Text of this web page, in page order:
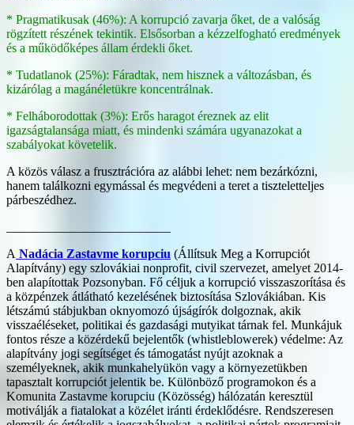
* Pragmatikusak (46%): A korrupció zavarja őket, de a valóság
rögzített részének tekintik. Elsősorban a kézzelfogható eredmények
és a működőképes állam érdekli őket.
* Tudatlanok (25%): Fáradtak, nem hisznek a változásban, és
kizárólag a magánéletükre koncentrálnak.
* Felháborodottak (3%): Erős haragot éreznek az elit
igazságtalansága miatt, és mindenki számára ugyanazokat a
szabályokat követelik.
A közös válasz a frusztrációra az alábbi lehet: nem bezárkózni,
hanem találkozni egymással és megvédeni a teret a tiszteletteljes
párbeszédhez.
A Nadácia Zastavme korupciu (Állítsuk Meg a Korrupciót
Alapítvány) egy szlovákiai nonprofit, civil szervezet, amelyet 2014-
ben alapítottak Pozsonyban. Fő céljuk a korrupció visszaszorítása és
a közpénzek átlátható kezelésének biztosítása Szlovákiában. Kis
létszámú stábjukban oknyomozó újságírók dolgoznak, akik
visszaéléseket, politikai és gazdasági mutyikat tárnak fel. Munkájuk
fontos része a közérdekű bejelentők (whistleblowerek) védelme: Az
alapítvány jogi segítséget és támogatást nyújt azoknak a
személyeknek, akik munkahelyükön vagy a környezetükben
tapasztalt korrupciót jelentik be. Különböző programokon és a
Komunita Zastavme korupciu (Közösség) hálózatán keresztül
motiválják a fiatalokat a közélet iránti érdeklődésre. Rendszeresen